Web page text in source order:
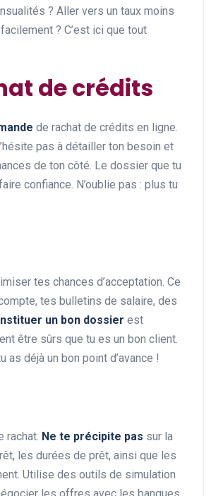
? Aller vers un taux moins
? C’est ici que tout
de crédits
de rachat de crédits en ligne.
pas à détailler ton besoin et
de ton côté. Le dossier que tu
confiance. N’oublie pas : plus tu
tes chances d’acceptation. Ce
tes bulletins de salaire, des
un bon dossier est
être sûrs que tu es un bon client.
déjà un bon point d’avance !
rachat. Ne te précipite pas sur la
les durées de prêt, ainsi que les
Utilise des outils de simulation